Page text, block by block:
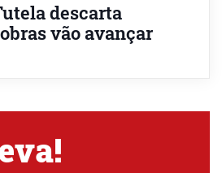
descarta
vão avançar